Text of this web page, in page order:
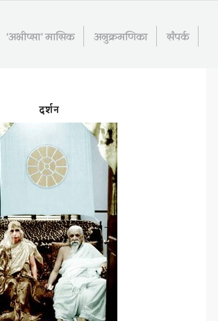
‘अभीप्सा’ मासिक अनुक्रमणिका संपर्क
दर्शन